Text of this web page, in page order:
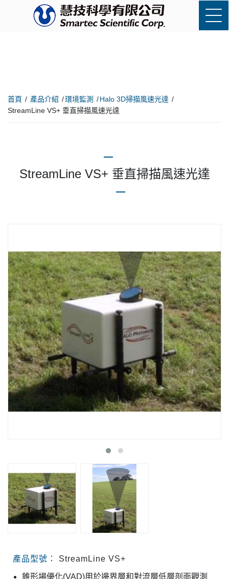
首頁 產品介紹 環境監測
Halo 3D掃描風速光達
StreamLine VS+ 垂直掃描風速光達
StreamLine VS+ 垂直掃描風速光達
產品型號： StreamLine VS+
錐形場優化(VAD)用於邊界層和對流層低層剖面觀測